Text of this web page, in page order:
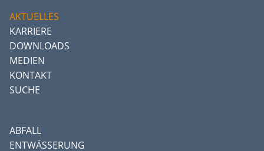
AKTUELLES
KARRIERE
DOWNLOADS
MEDIEN
KONTAKT
SUCHE
ABFALL
ENTWÄSSERUNG